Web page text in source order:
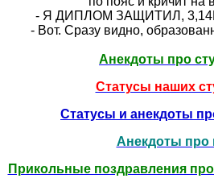
- Я ДИПЛОМ ЗАЩИТИЛ,
- Вот. Сразу видно,
Анекдоты про
Статусы наших
Статусы и анекдоты
Анекдоты про
Прикольные поздравления